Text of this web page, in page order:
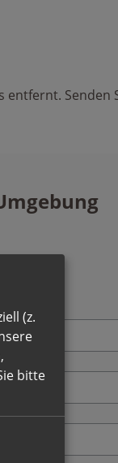
Senden
(z.
bitte